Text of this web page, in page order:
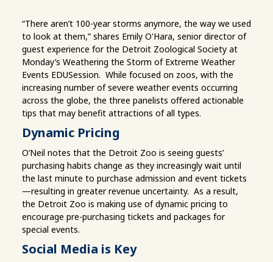
“There aren’t 100-year storms anymore, the way we used
to look at them,” shares Emily O'Hara, senior director of
guest experience for the Detroit Zoological Society at
Monday’s Weathering the Storm of Extreme Weather
Events EDUSession. While focused on zoos, with the
increasing number of severe weather events occurring
across the globe, the three panelists offered actionable
tips that may benefit attractions of all types.
Dynamic Pricing
O’Neil notes that the Detroit Zoo is seeing guests’
purchasing habits change as they increasingly wait until
the last minute to purchase admission and event tickets
—resulting in greater revenue uncertainty. As a result,
the Detroit Zoo is making use of dynamic pricing to
encourage pre-purchasing tickets and packages for
special events.
Social Media is Key